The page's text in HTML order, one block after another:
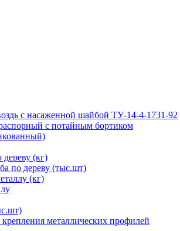
с насаженной шайбой ТУ-14-4-1731-92
с потайным бортиком
дереву (кг)
по дереву (тыс.шт)
(кг)
металлических профилей